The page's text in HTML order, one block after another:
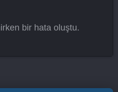
bir hata oluştu.